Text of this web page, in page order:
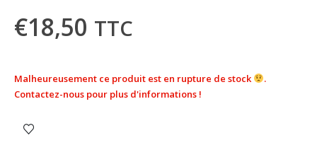
€18,50 TTC
Malheureusement ce produit est en rupture de stock
.
Contactez-nous pour plus d'informations !